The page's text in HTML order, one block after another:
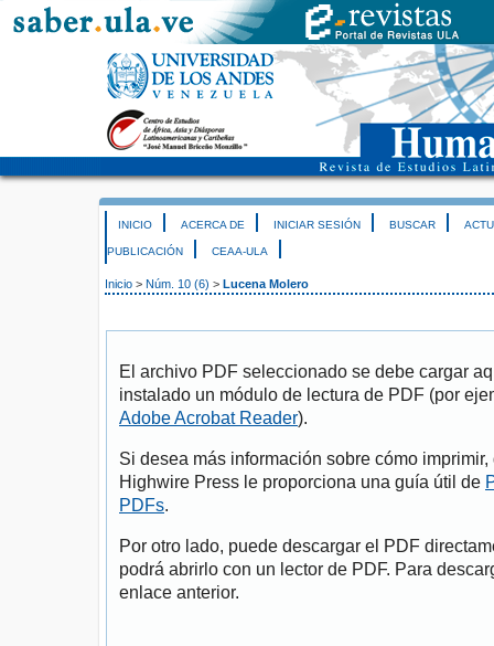
INICIO ACERCA DE INICIAR SESIÓN BUSCAR
PUBLICACIÓN CEAA-ULA
Inicio > Núm. 10 (6) > Lucena Molero
El archivo PDF seleccionado se debe cargar
instalado un módulo de lectura de PDF (por
Adobe Acrobat Reader).
Si desea más información sobre cómo
Highwire Press le proporciona una guía útil de
PDFs.
Por otro lado, puede descargar el PDF
podrá abrirlo con un lector de PDF. Para
enlace anterior.